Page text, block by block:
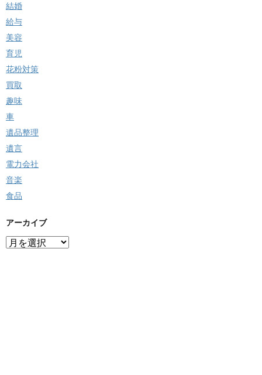
結婚
給与
美容
育児
花粉対策
買取
趣味
車
遺品整理
遺言
電力会社
音楽
食品
アーカイブ
ア